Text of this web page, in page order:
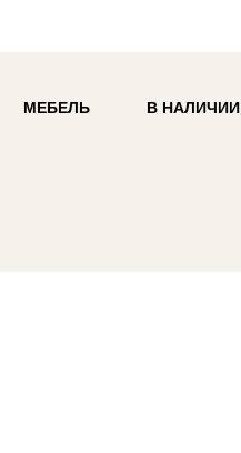
В НАЛИЧИИ
МЕБЕЛЬ